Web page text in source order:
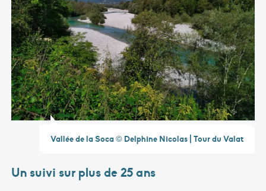
Vallée de la Soca © Delphine Nicolas | Tour du Valat
Un suivi sur plus de 25 ans